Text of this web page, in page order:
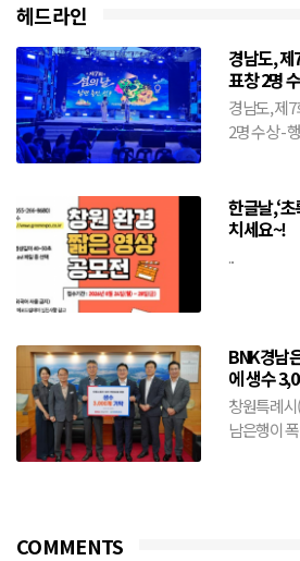
헤드라인
경남도,
표창 2명
경남도, 제
2명 수상 -
한글날,‘
치세요~!
...
BNK경남
에 생수
창원특례
남은행이
COMMENTS